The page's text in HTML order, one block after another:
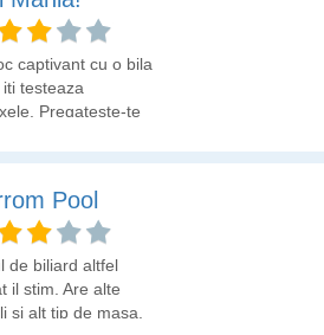
captivant cu o bila
testeaza
Pregateste-te
cu sufletul la
Intra intr-o lume
moment aduce
si
neasteptate.
Pool
de biliard altfel
il stim. Are alte
si alt tip de masa.